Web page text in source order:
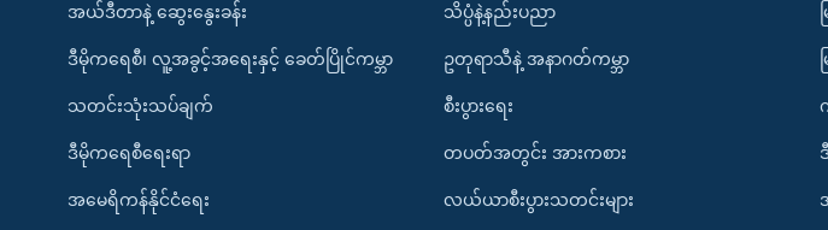
အယ်ဒီတာနဲ့ ဆွေးနွေးခန်း
ဒီမိုကရေစီ၊ လူ့အခွင့်အရေးနှင့် ခေတ်ပြိုင်ကမ္ဘာ
သတင်းသုံးသပ်ချက်
ဒီမိုကရေစီရေးရာ
အမေရိကန်နိုင်ငံရေး
သိပ္ပံနဲ့နည်းပညာ
ဥတုရာသီနဲ့ အနာဂတ်ကမ္ဘာ
စီးပွားရေး
တပတ်အတွင်း အားကစား
လယ်ယာစီးပွားသတင်းများ